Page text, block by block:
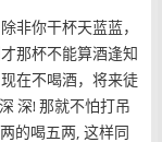
非你干杯天蓝蓝，
那杯不能算酒逢知
在不喝酒，将来徒
深! 那就不怕打吊
的喝五两, 这样同